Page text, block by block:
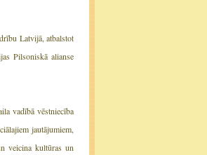
Latvijā, atbalstot
Pilsoniskā alianse
vadībā vēstniecība
jautājumiem,
veicina kultūras un